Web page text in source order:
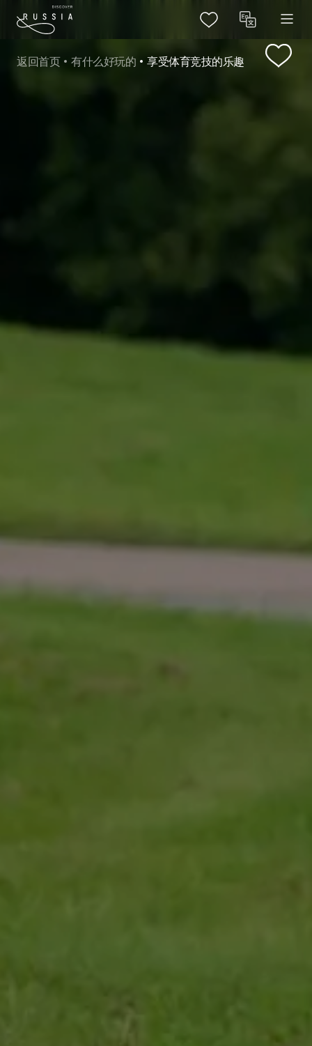
返回首页 有什么好玩的 享受体育竞技的乐趣